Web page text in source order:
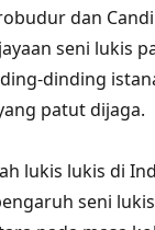
dan
seni lukis
dinding
patut dijaga.
lukis lukis di
seni